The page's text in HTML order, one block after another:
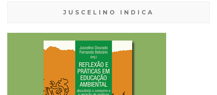
JUSCELINO INDICA